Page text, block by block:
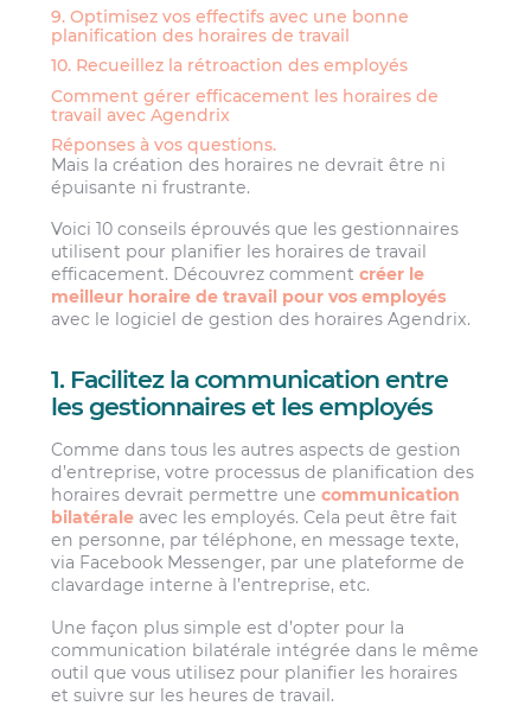
9. Optimisez vos effectifs avec une bonne
planification des horaires de travail
10. Recueillez la rétroaction des employés
Comment gérer efficacement les horaires de
travail avec Agendrix
Réponses à vos questions.
Mais la création des horaires ne devrait être ni
épuisante ni frustrante.
Voici 10 conseils éprouvés que les gestionnaires
utilisent pour planifier les horaires de travail
efficacement. Découvrez commentcréer le
meilleur horaire de travail pour vos employés
avec le logiciel de gestion des horaires Agendrix.
1. Facilitez la communication entre
les gestionnaires et les employés
Comme dans tous les autres aspects de gestion
d’entreprise, votre processus de planification des
horaires devrait permettre unecommunication
bilatérale avec les employés. Cela peut être fait
en personne, par téléphone, en message texte,
via Facebook Messenger, par une plateforme de
clavardage interne à l’entreprise, etc.
Une façon plus simple est d’opter pour la
communication bilatérale intégrée dans le même
outil que vous utilisez pour planifier les horaires
et suivre sur les heures de travail.